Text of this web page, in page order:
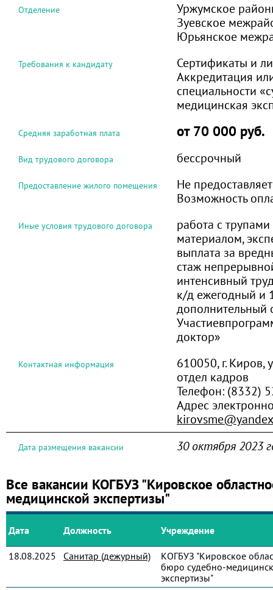
Отделение
Уржумское
Зуевское
Юрьянское
Требования к кандидату
Сертификаты и
Аккредитация
специальности
медицинская
Средняя заработная плата от 70 000 руб.
Вид трудового договора бессрочный
Предоставление жилого помещения
Не
Возможность
Иные условия трудового договора
работа с
материалом,
выплата за
стаж
интенсивный
к/д ежегодный и
дополнительный
доктор»
Контактная информация
610050, г. Киров,
отдел кадров
Телефон: (8332)
Адрес
Дата размещения вакансии 30 октября 2023
Все вакансии КОГБУЗ "Кировское
медицинской экспертизы"
Дата Должность Учреждение
18.08.2025 Санитар (дежурный)
КОГБУЗ "Кировское
бюро судебно-
экспертизы"